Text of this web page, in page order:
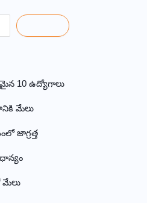
10 ఉద్యోగాలు
మేలు
జాగ్రత్త
మేలు